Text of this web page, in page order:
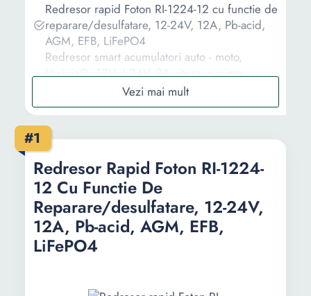
#1
Redresor Rapid Foton RI-1224-
12 Cu Functie De
Reparare/desulfatare, 12-24V,
12A, Pb-acid, AGM, EFB,
LiFePO4
Redresor rapid Foton RI-1224-12 cu functie de
reparare/desulfatare, 12-24V, 12A, Pb-acid,
AGM, EFB, LiFePO4
Redresor smart acumulatori auto - moto,
Vaxiuja®, 12V / 24V, 8A viteza maxima
incarcare, Reglarea tensiunii, functie de
reparare acumulator prin impulsuri, Ecran
tactil, LCD, Negru/Galben
Redresor auto Well cu microprocesor, functie
regenerare/desulfatare, 6V 4A, 12V 4A
Redresor pentru baterie cu microprocesor
12/24V, Powermat PM-PM-50B
Redresor Auto 12-24V, 30A, 30-250 Ah, Mar-
Pol GZL-30, incarcare rapida, Incarcator Baterii
si Acumulatoare